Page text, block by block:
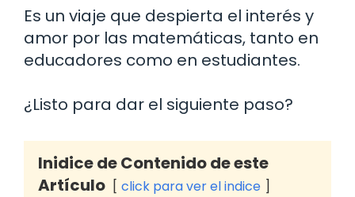
Es un viaje que despierta el interés y
amor por las matemáticas, tanto en
educadores como en estudiantes.
¿Listo para dar el siguiente paso?
Inidice de Contenido de este
Artículo
click para ver el indice